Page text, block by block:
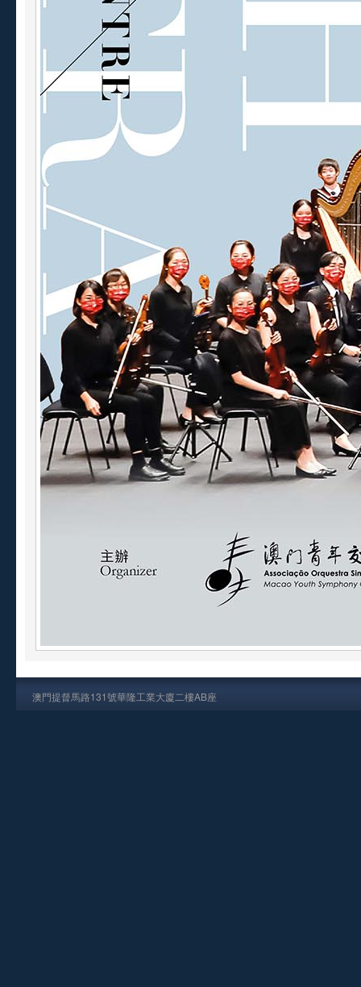
澳門提督馬路131號華隆工業大廈二樓AB座